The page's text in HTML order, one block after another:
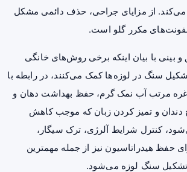
از مزایای جراحی، حذف دائمی مشکل
مکرر گلو است.
بینی با بیان اینکه برخی روش‌های خانگی
سنگ در لوزه‌ها کمک می‌کنند، در رابطه با
مرتب آب نمک گرم، حفظ بهداشت دهان و
دندان و تمیز کردن زبان که موجب کاهش
کنترل شرایط آلرژی، ترک سیگار ،
حفظ هیدراتاسیون نیز از جمله مهمترین
تشکیل سنگ لوزه می‌شود.